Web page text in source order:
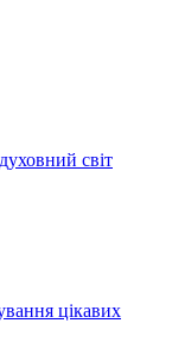
світ
цікавих